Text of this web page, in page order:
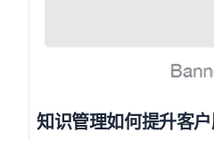
知识管理如何提升客